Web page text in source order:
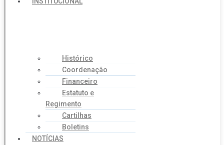
Histórico
Coordenação
Financeiro
Estatuto e
Regimento
Cartilhas
Boletins
NOTÍCIAS